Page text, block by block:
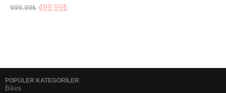
999,99₺ 499,99₺
POPÜLER KATEGORİLER
Bikini